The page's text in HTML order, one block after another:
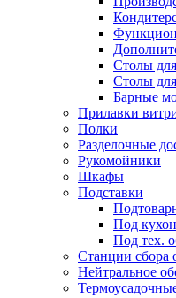
Столы
Столы
Барные
Прилавки
Полки
Разделочные
Рукомойники
Шкафы
Подставки
Под
Под тех.
Cтанции сбора
Нейтральное